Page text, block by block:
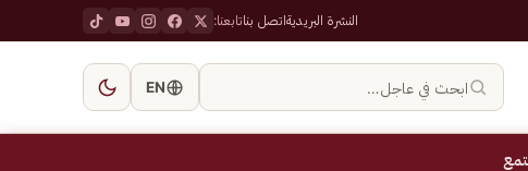
النشرة البريديةاتصل بناتابعنا:
ابحث في عاجل… EN